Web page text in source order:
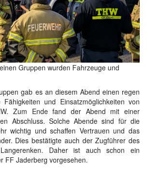
Gruppen wurden Fahrzeuge und
gab es an diesem Abend einen regen
und Einsatzmöglichkeiten von
Zum Ende fand der Abend mit einer
Abschluss. Solche Abende sind für die
wichtig und schaffen Vertrauen und das
Dies bestätigte auch der Zugführer des
Daher ist auch schon ein
FF Jaderberg vorgesehen.